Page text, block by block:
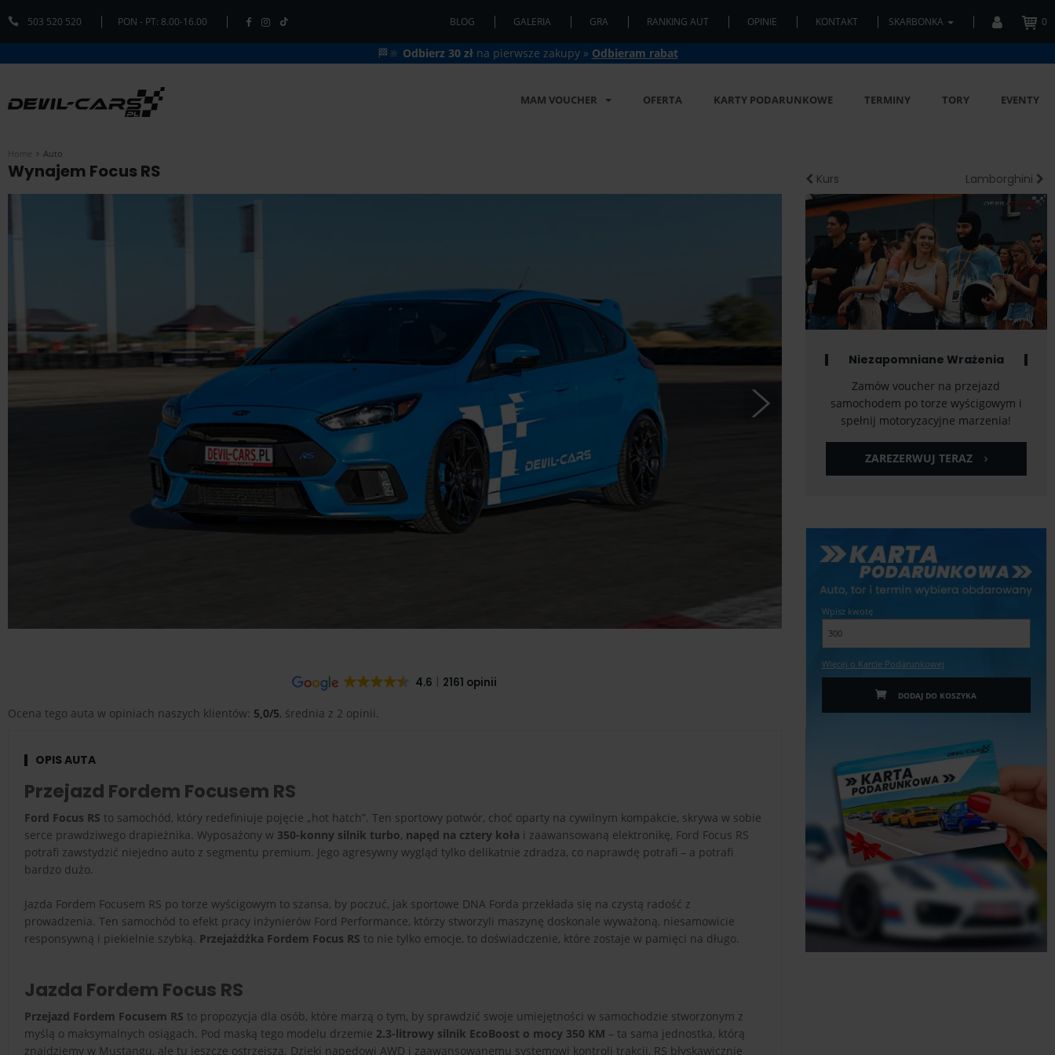
503 520 520 PON - PT: 8.00-16.00 BLOG GALERIA GRA RANKING AUT OPINIE KONTAKT SKARBONKA 0
🏁🔆 Odbierz 30 zł na pierwsze zakupy » Odbieram rabat
MAM VOUCHER OFERTA KARTY PODARUNKOWE TERMINY TORY EVENTY
Home Auto
Wynajem Focus RS
4.6 2161 opinii
Ocena tego auta w opiniach naszych klientów: 5,0/5, średnia z 2 opinii.
OPIS AUTA
Przejazd Fordem Focusem RS
Ford Focus RS to samochód, który redefiniuje pojęcie „hot hatch”. Ten sportowy potwór, choć oparty na cywilnym kompakcie, skrywa w sobie
serce prawdziwego drapieżnika. Wyposażony w 350-konny silnik turbo, napęd na cztery koła i zaawansowaną elektronikę, Ford Focus RS
potrafi zawstydzić niejedno auto z segmentu premium. Jego agresywny wygląd tylko delikatnie zdradza, co naprawdę potrafi – a potrafi
bardzo dużo.
Jazda Fordem Focusem RS po torze wyścigowym to szansa, by poczuć, jak sportowe DNA Forda przekłada się na czystą radość z
prowadzenia. Ten samochód to efekt pracy inżynierów Ford Performance, którzy stworzyli maszynę doskonale wyważoną, niesamowicie
responsywną i piekielnie szybką. Przejażdżka Fordem Focus RS to nie tylko emocje, to doświadczenie, które zostaje w pamięci na długo.
Jazda Fordem Focus RS
Przejazd Fordem Focusem RS to propozycja dla osób, które marzą o tym, by sprawdzić swoje umiejętności w samochodzie stworzonym z
myślą o maksymalnych osiągach. Pod maską tego modelu drzemie 2.3-litrowy silnik EcoBoost o mocy 350 KM – ta sama jednostka, którą
znajdziemy w Mustangu, ale tu jeszcze ostrzejsza. Dzięki napędowi AWD i zaawansowanemu systemowi kontroli trakcji, RS błyskawicznie
Kurs Lamborghini
Niezapomniane Wrażenia
Zamów voucher na przejazd
samochodem po torze wyścigowym i
spełnij motoryzacyjne marzenia!
ZAREZERWUJ TERAZ
Wpisz kwotę
Więcej o Karcie Podarunkowej
DODAJ DO KOSZYKA